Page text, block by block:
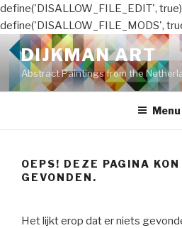
define('DISALLOW_FILE_EDIT',
define('DISALLOW_FILE_MODS',
Naar
de
inhoud
springen
DIJKMAN ART
Abstract Paintings from the
Menu
OEPS! DEZE PAGINA
GEVONDEN.
Het lijkt erop dat er niets